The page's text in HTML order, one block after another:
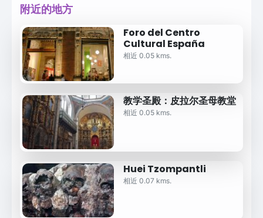
附近的地方
Foro del Centro
Cultural España
相近 0.05 kms.
教学圣殿：皮拉尔圣母教堂
相近 0.05 kms.
Huei Tzompantli
相近 0.07 kms.